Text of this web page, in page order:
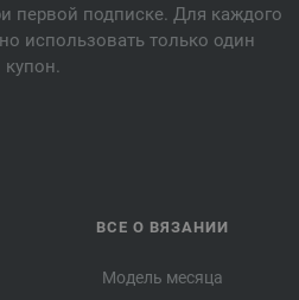
первой подписке. Для каждого
использовать только один
купон.
ВСЕ О ВЯЗАНИИ
Модель месяца